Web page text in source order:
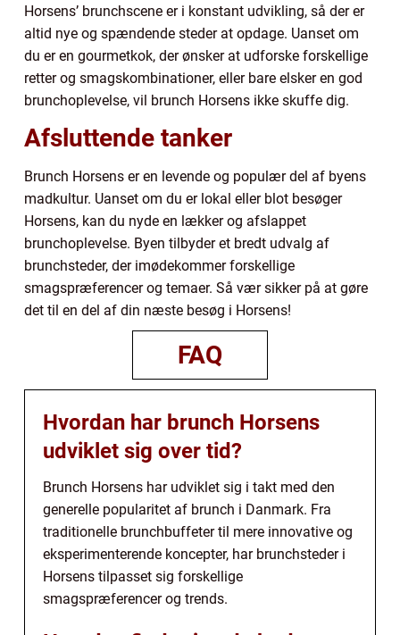
Horsens’ brunchscene er i konstant udvikling, så der er
altid nye og spændende steder at opdage. Uanset om
du er en gourmetkok, der ønsker at udforske forskellige
retter og smagskombinationer, eller bare elsker en god
brunchoplevelse, vil brunch Horsens ikke skuffe dig.
Afsluttende tanker
Brunch Horsens er en levende og populær del af byens
madkultur. Uanset om du er lokal eller blot besøger
Horsens, kan du nyde en lækker og afslappet
brunchoplevelse. Byen tilbyder et bredt udvalg af
brunchsteder, der imødekommer forskellige
smagspræferencer og temaer. Så vær sikker på at gøre
det til en del af din næste besøg i Horsens!
FAQ
Hvordan har brunch Horsens
udviklet sig over tid?
Brunch Horsens har udviklet sig i takt med den
generelle popularitet af brunch i Danmark. Fra
traditionelle brunchbuffeter til mere innovative og
eksperimenterende koncepter, har brunchsteder i
Horsens tilpasset sig forskellige
smagspræferencer og trends.